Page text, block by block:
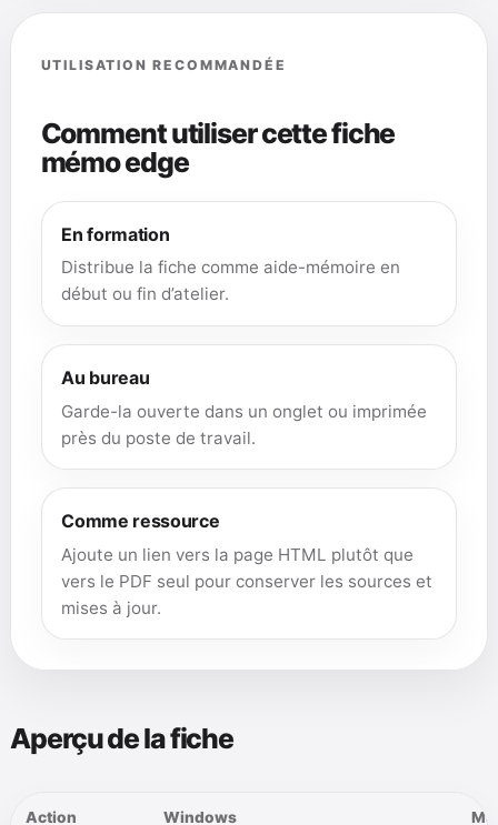
UTILISATION RECOMMANDÉE
Comment utiliser cette fiche
mémo edge
En formation
Distribue la fiche comme aide-mémoire en
début ou fin d’atelier.
Au bureau
Garde-la ouverte dans un onglet ou imprimée
près du poste de travail.
Comme ressource
Ajoute un lien vers la page HTML plutôt que
vers le PDF seul pour conserver les sources et
mises à jour.
Aperçu de la fiche
Action Windows